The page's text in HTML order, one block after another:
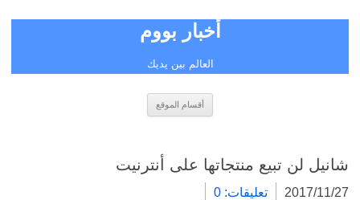
أخبار بووم
العالم بين يديك
أقسام الموقع
شانيل لن تبيع منتجاتها على أنترنيت
2017/11/27 تعليقات: 0